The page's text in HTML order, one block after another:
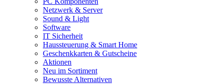
Netzwerk & Server
Sound & Light
Software
IT Sicherheit
Haussteuerung & Smart Home
Geschenkkarten & Gutscheine
Aktionen
Neu im Sortiment
Bewusste Alternativen